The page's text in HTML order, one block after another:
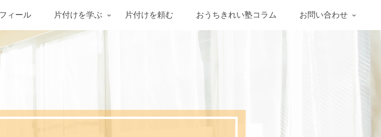
ィール 片付けを学ぶ 片付けを頼む おうちきれい塾コラム お問い合わせ